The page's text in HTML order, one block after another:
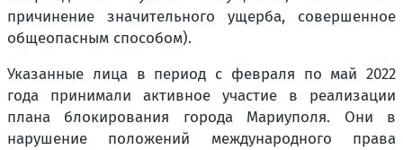
причинение значительного ущерба, совершенное
общеопасным способом).
Указанные лица в период с февраля по май 2022
года принимали активное участие в реализации
плана блокирования города Мариуполя. Они в
нарушение положений международного права